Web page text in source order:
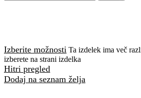
Izberite možnosti Ta izdelek ima več
izberete na strani izdelka
Hitri pregled
Dodaj na seznam želja